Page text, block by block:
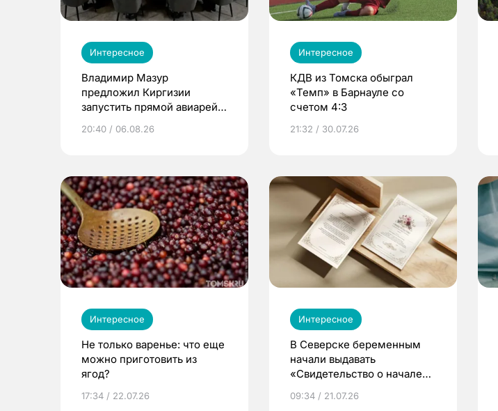
Интересное
Владимир Мазур
предложил Киргизии
запустить прямой авиарейс
20:40 / 06.08.26
Интересное
КДВ из Томска обыграл
«Темп» в Барнауле со
счетом 4:3
21:32 / 30.07.26
Интересное
Не только варенье: что еще
можно приготовить из
ягод?
17:34 / 22.07.26
Интересное
В Северске беременным
начали выдавать
«Свидетельство о начале
09:34 / 21.07.26